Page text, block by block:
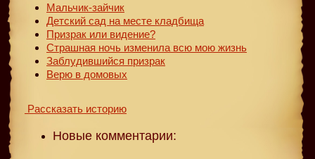
Мальчик-зайчик
Детский сад на месте кладбища
Призрак или видение?
Страшная ночь изменила всю мою жизнь
Заблудившийся призрак
Верю в домовых
Рассказать историю
Новые комментарии: